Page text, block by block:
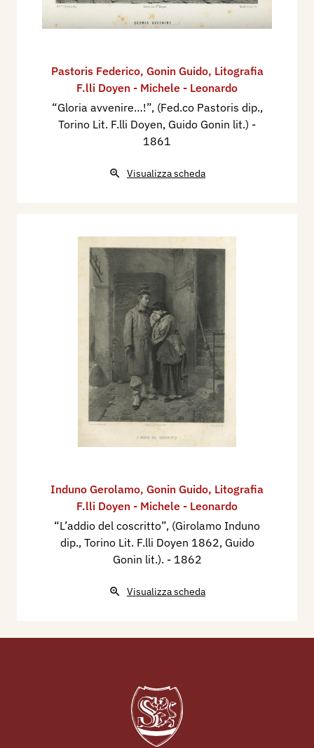
Pastoris Federico, Gonin Guido, Litografia
F.lli Doyen - Michele - Leonardo
“Gloria avvenire…!”, (Fed.co Pastoris dip.,
Torino Lit. F.lli Doyen, Guido Gonin lit.) -
1861
Visualizza scheda
Induno Gerolamo, Gonin Guido, Litografia
F.lli Doyen - Michele - Leonardo
“L’addio del coscritto”, (Girolamo Induno
dip., Torino Lit. F.lli Doyen 1862, Guido
Gonin lit.). - 1862
Visualizza scheda